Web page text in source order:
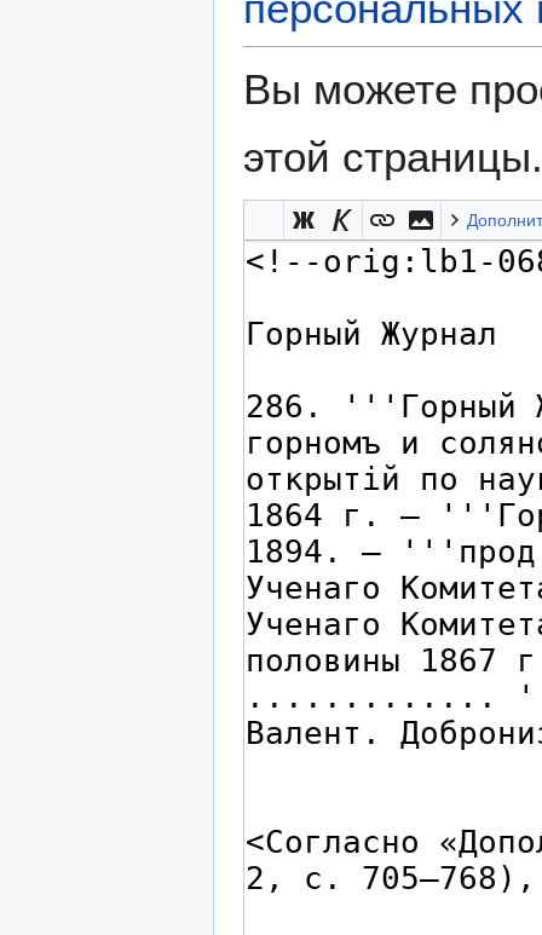
Вы можете
этой страницы.